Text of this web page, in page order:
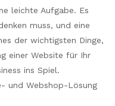
leichte Aufgabe. Es
muss, und eine
der wichtigsten Dinge,
einer Website für Ihr
ins Spiel.
und Webshop-Lösung